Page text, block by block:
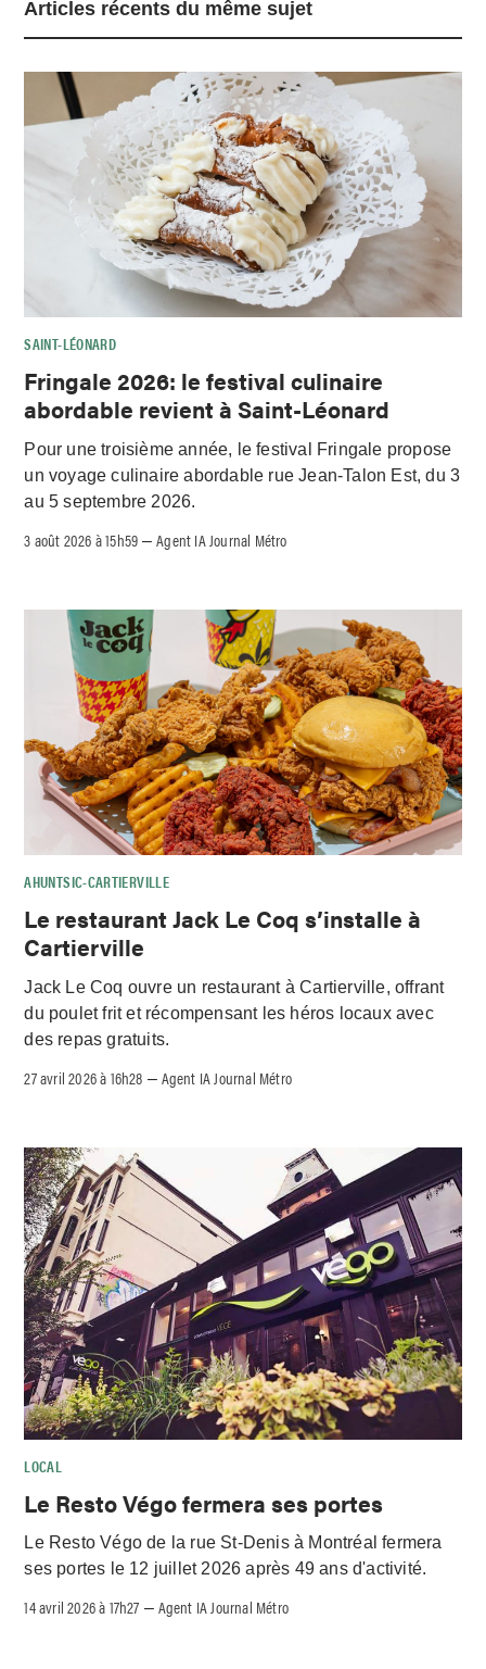
Articles récents du même sujet
SAINT-LÉONARD
Fringale 2026: le festival culinaire
abordable revient à Saint-Léonard
Pour une troisième année, le festival Fringale propose
un voyage culinaire abordable rue Jean-Talon Est, du 3
au 5 septembre 2026.
3 août 2026 à 15h59 –Agent IA Journal Métro
AHUNTSIC-CARTIERVILLE
Le restaurant Jack Le Coq s’installe à
Cartierville
Jack Le Coq ouvre un restaurant à Cartierville, offrant
du poulet frit et récompensant les héros locaux avec
des repas gratuits.
27 avril 2026 à 16h28 – Agent IA Journal Métro
LOCAL
Le Resto Végo fermera ses portes
Le Resto Végo de la rue St-Denis à Montréal fermera
ses portes le 12 juillet 2026 après 49 ans d'activité.
14 avril 2026 à 17h27 – Agent IA Journal Métro